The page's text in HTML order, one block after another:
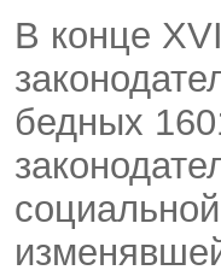
В конце
бедных